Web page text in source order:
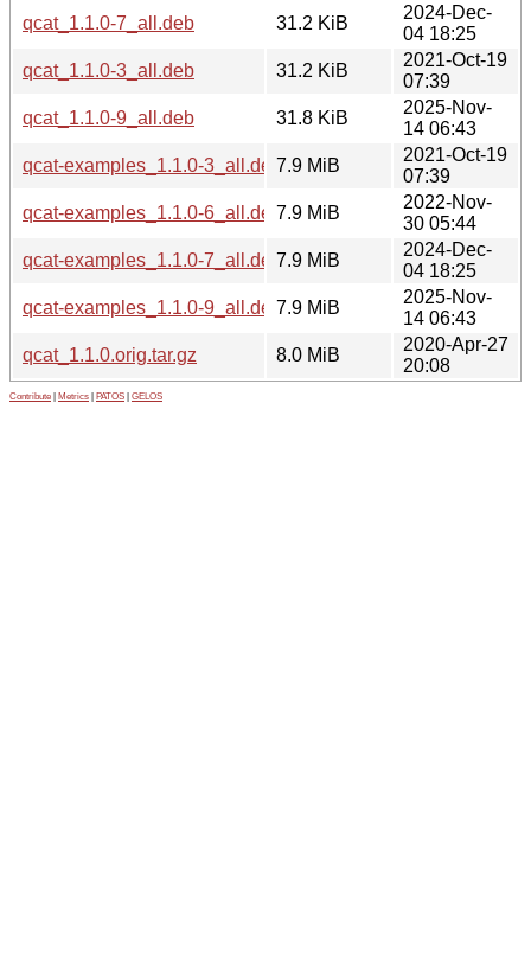
qcat_1.1.0-7_all.deb
31.2 KiB
2024-Dec-
04 18:25
qcat_1.1.0-3_all.deb
31.2 KiB
2021-Oct-19
07:39
qcat_1.1.0-9_all.deb
31.8 KiB
2025-Nov-
14 06:43
qcat-examples_1.1.0-3_all.deb7.9 MiB
2021-Oct-19
07:39
qcat-examples_1.1.0-6_all.deb7.9 MiB
2022-Nov-
30 05:44
qcat-examples_1.1.0-7_all.deb7.9 MiB
2024-Dec-
04 18:25
qcat-examples_1.1.0-9_all.deb7.9 MiB
2025-Nov-
14 06:43
qcat_1.1.0.orig.tar.gz
8.0 MiB
2020-Apr-27
20:08
Contribute Metrics PATOS GELOS